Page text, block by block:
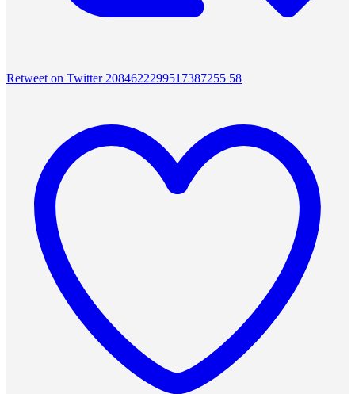
Retweet on Twitter 2084622299517387255 58